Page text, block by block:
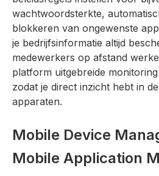
wachtwoordsterkte,
blokkeren van ongewenste
je bedrijfsinformatie altijd
medewerkers op afstand
platform uitgebreide
zodat je direct inzicht hebt in
apparaten.
Mobile Device
Mobile Application